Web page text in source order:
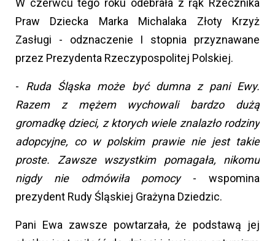
W czerwcu tego roku odebrała z rąk Rzecznika
Praw Dziecka Marka Michalaka Złoty Krzyż
Zasługi - odznaczenie I stopnia przyznawane
przez Prezydenta Rzeczypospolitej Polskiej.
- Ruda Śląska może być dumna z pani Ewy.
Razem z mężem wychowali bardzo dużą
gromadkę dzieci, z ktorych wiele znalazło rodziny
adopcyjne, co w polskim prawie nie jest takie
proste. Zawsze wszystkim pomagała, nikomu
nigdy nie odmówiła pomocy- wspomina
prezydent Rudy Śląskiej Grażyna Dziedzic.
Pani Ewa zawsze powtarzała, że podstawą jej